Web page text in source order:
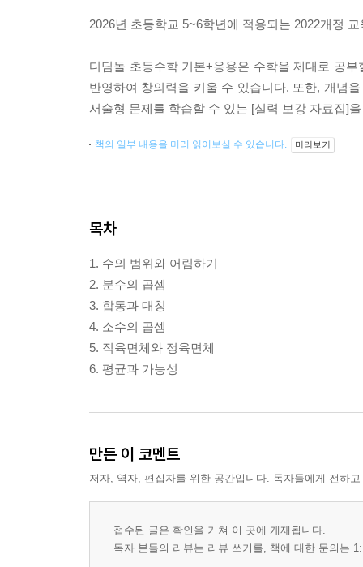
2026년 초등학교 5~6학년에 적용되는 2022개정
디딤돌 초등수학 기본+응용은 수학을 제대로 공
반영하여 창의력을 키울 수 있습니다. 또한, 개념
서술형 문제를 학습할 수 있는 [실력 보강 자료집]
책의 일부 내용을 미리 읽어보실 수 있습니다. 미리보기
목차
1. 수의 범위와 어림하기
2. 분수의 곱셈
3. 합동과 대칭
4. 소수의 곱셈
5. 직육면체와 정육면체
6. 평균과 가능성
만든 이 코멘트
저자, 역자, 편집자를 위한 공간입니다. 독자들에게 전하
접수된 글은 확인을 거쳐 이 곳에 게재됩니다.
독자 분들의 리뷰는 리뷰 쓰기를, 책에 대한 문의는